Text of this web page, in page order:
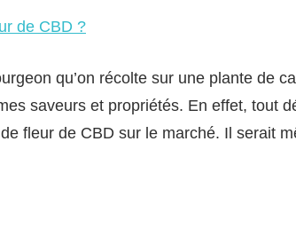
de CBD ?
qu’on récolte sur une plante de
saveurs et propriétés. En effet, tout
fleur de CBD sur le marché. Il serait